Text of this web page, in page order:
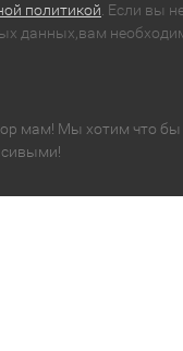
политикой . Если вы
данных,вам
мам! Мы хотим что бы